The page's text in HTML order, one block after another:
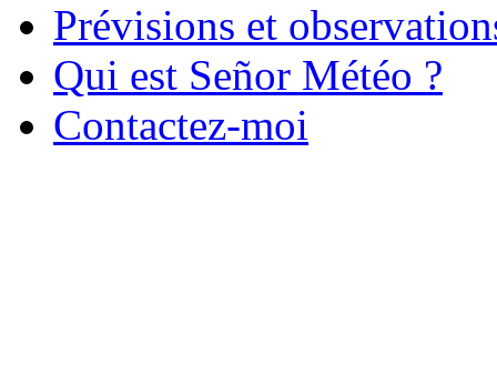
Prévisions et
Qui est Señor Météo ?
Contactez-moi